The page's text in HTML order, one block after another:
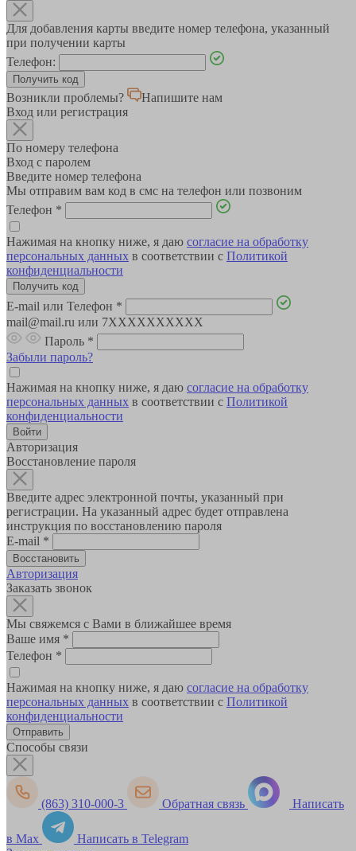
Для добавления карты введите номер телефона, указанный
при получении карты
Телефон:
Возникли проблемы?
Напишите нам
Вход или регистрация
По номеру телефона
Вход с паролем
Введите номер телефона
Мы отправим вам код в смс на телефон или позвоним
Телефон *
Нажимая на кнопку ниже, я даю согласие на обработку
персональных данных в соответствии с Политикой
конфиденциальности
E-mail или Телефон *
mail@mail.ru или 7XXXXXXXXXX
Пароль *
Забыли пароль?
Нажимая на кнопку ниже, я даю согласие на обработку
персональных данных в соответствии с Политикой
конфиденциальности
Авторизация
Восстановление пароля
Введите адрес электронной почты, указанный при
регистрации. На указанный адрес будет отправлена
инструкция по восстановлению пароля
E-mail *
Авторизация
Заказать звонок
Мы свяжемся с Вами в ближайшее время
Ваше имя *
Телефон *
Нажимая на кнопку ниже, я даю согласие на обработку
персональных данных в соответствии с Политикой
конфиденциальности
Способы связи
(863) 310-000-3 Обратная связь Написать
в Max
Написать в Telegram